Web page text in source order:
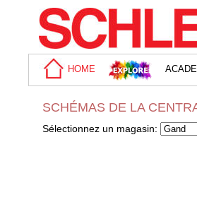
HOME
SCHÉMAS DE LA
Sélectionnez un magasin: